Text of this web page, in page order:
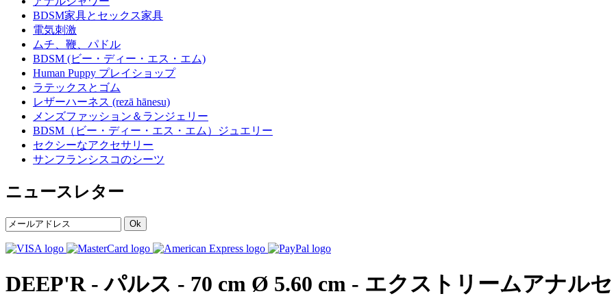
BDSM家具とセックス家具
電気刺激
ムチ、鞭、パドル
BDSM (ビー・ディー・エス・エム)
Human Puppy プレイショップ
ラテックスとゴム
レザーハーネス (rezā hānesu)
メンズファッション＆ランジェリー
BDSM（ビー・ディー・エス・エム）ジュエリー
セクシーなアクセサリー
サンフランシスコのシーツ
ニュースレター
Ok
DEEP'R - パルス - 70 cm Ø 5.60 cm - エクストリームアナル